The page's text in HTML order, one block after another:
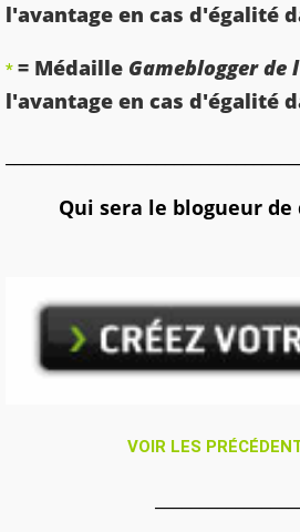
l'avantage en cas d'égalité
* = Médaille Gameblogger de
l'avantage en cas d'égalité
Qui sera le blogueur de
VOIR LES